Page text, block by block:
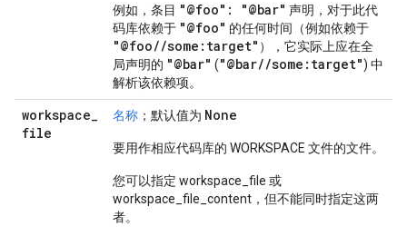
例如，条目 "@foo": "@bar" 声明，对于此代
码库依赖于 "@foo" 的任何时间（例如依赖于
"@foo//some:target" ），它实际上应在全
局声明的 "@bar" ("@bar//some:target") 中
解析该依赖项。
workspace_
file
名称 ；默认值为 None
要用作相应代码库的 WORKSPACE 文件的文件。
您可以指定 workspace_file 或
workspace_file_content，但不能同时指定这两
者。